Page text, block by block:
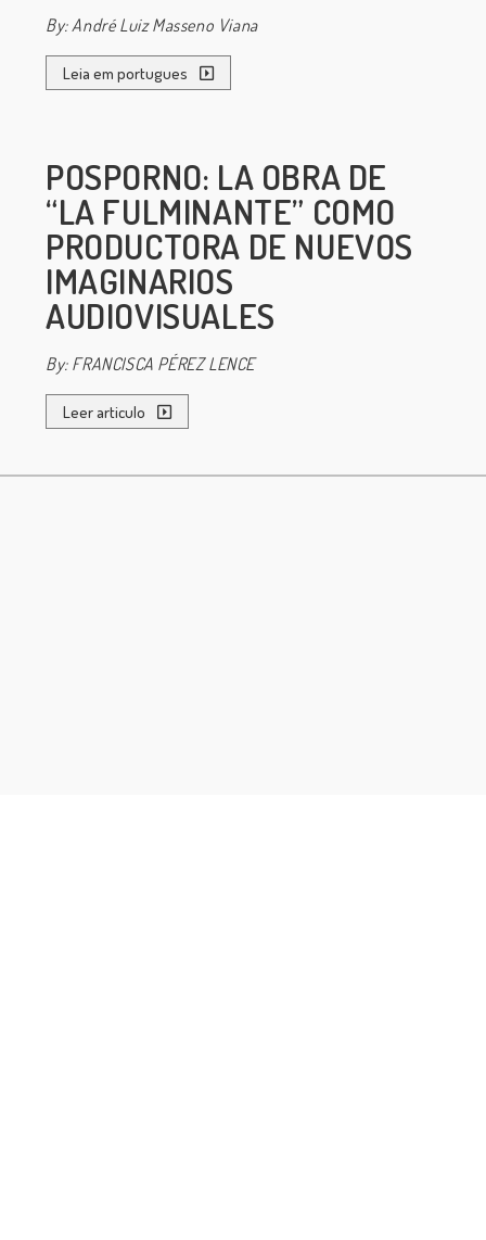
By: André Luiz Masseno Viana
Leia em portugues
POSPORNO: LA OBRA DE
“LA FULMINANTE” COMO
PRODUCTORA DE NUEVOS
IMAGINARIOS
AUDIOVISUALES
By: FRANCISCA PÉREZ LENCE
Leer articulo